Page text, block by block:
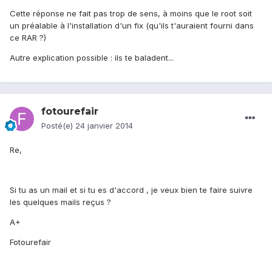
Cette réponse ne fait pas trop de sens, à moins que le root soit
un préalable à l'installation d'un fix (qu'ils t'auraient fourni dans
ce RAR ?)
Autre explication possible : ils te baladent...
fotourefair
Posté(e) 24 janvier 2014
Re,
Si tu as un mail et si tu es d'accord , je veux bien te faire suivre
les quelques mails reçus ?
A+
Fotourefair